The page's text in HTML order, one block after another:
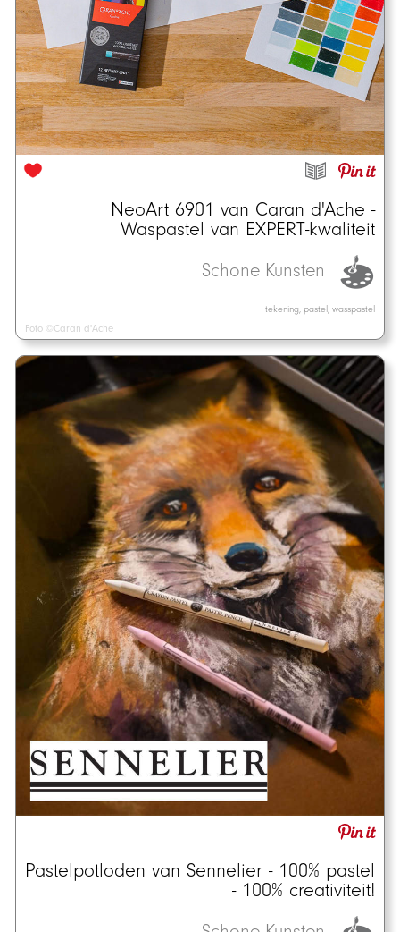
NeoArt 6901 van Caran d'Ache -
Waspastel van EXPERT-kwaliteit
Schone Kunsten
tekening, pastel, wasspastel
Foto ©Caran d'Ache
Pastelpotloden van Sennelier - 100% pastel
- 100% creativiteit!